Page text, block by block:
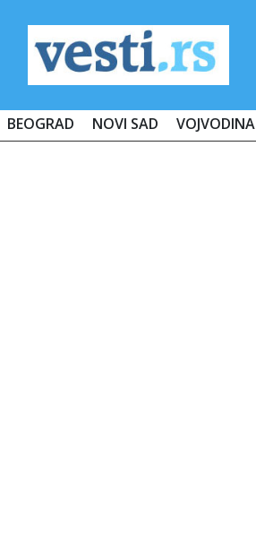
BEOGRAD NOVI SAD VOJVODINA